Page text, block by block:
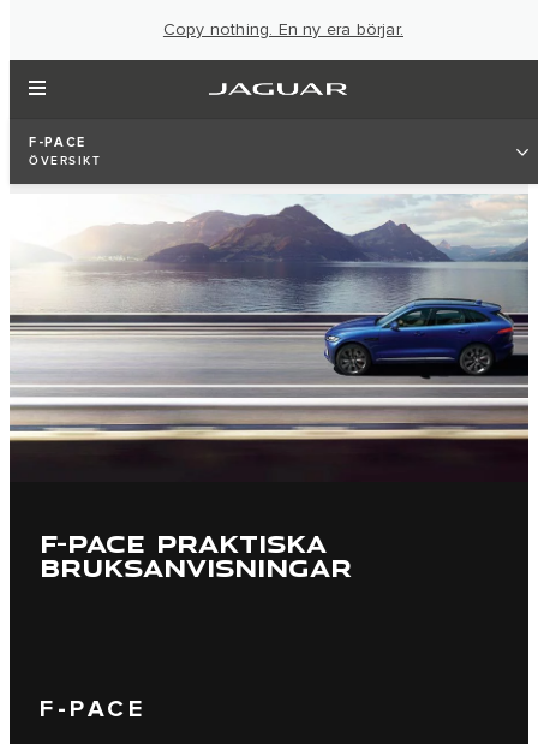
Copy nothing. En ny era börjar.
F-PACE
ÖVERSIKT
F-PACE PRAKTISKA
BRUKSANVISNINGAR
F-PACE